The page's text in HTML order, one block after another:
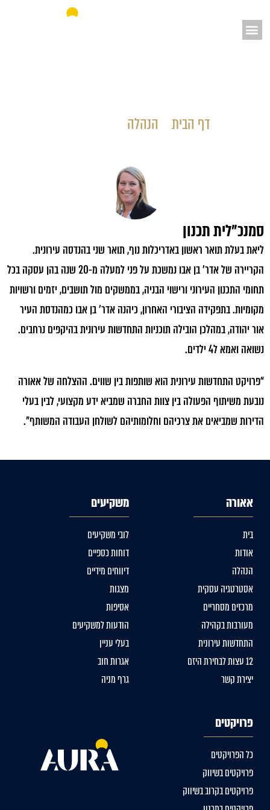
דף הבית הנהלה
סמנכ"לית תכנון
ליאת בעלת תואר ראשון באדריכלות נוף, תואר שני בהנדסה עירונית.
הקריירה של אדר’ בן אבו נמשכת על פני למעלה מ-20 שנה בהן עסקה בכל
תחומי התכנון העירוני ורישוי הבניה, בממשקים מול תושבים, יזמים ורשויות
מקומיות. בתפקידה הציבורי האחרון, כיהנה אדר’ בן אבו כמהנדסת העיר
אור יהודה, במהלכן הובילה תוכניות התחדשות עירונית בהיקפים נרחבים.
נשואה ואמא ל4 ילדים.
“פרויקט התחדשות עירונית הוא שותפות בין שווים. ההצלחה של אאורה
נובעת משיתוף הפעולה בין צוות החברה שמביא ידע מקצועי, לבין בעלי
הדירות שמביאים את צרכיהם וחלומותיהם לשולחן העבודה המשותף”.
אאורה
בית
אודות
הנהלה
אסטרטגיה עסקית
מרכזים מסחריים
מעורבות בקהילה
התחדשות עירונית
12 עצות לבחירת היזם
יצירת קשר
משקיעים
לובי משקיעים
דוחות כספיים
דיווחים מידיים
מצגות
אסיפות
הודעות למשקיעים
בעלי עניין
אגרות חוב
גרף מניה
פרויקטים
כל הפרויקטים
פרויקטים בשיווק
פרויקטים בקרוב בשיווק